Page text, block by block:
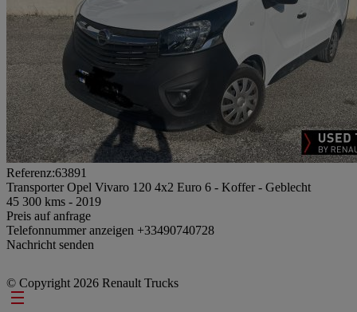
Referenz:63891
Transporter Opel Vivaro 120 4x2 Euro 6 - Koffer - Geblecht
45 300 kms - 2019
Preis auf anfrage
Telefonnummer anzeigen +33490740728
Nachricht senden
© Copyright 2026 Renault Trucks
Footer